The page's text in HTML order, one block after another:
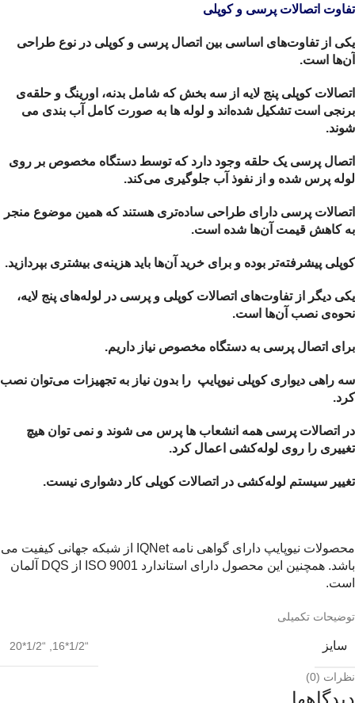
تفاوت اتصالات پرسی و کوپلی
یکی از تفاوت‌های اساسی بین اتصال پرسی و کوپلی در نوع طراحی
آن‌ها است.
اتصالات کوپلی پنج لایه از سه بخش که شامل بدنه، اورینگ و حلقه‌ی
برنجی استتشکیل شده‌اند و لوله ها به صورت کامل آب بندی می
شوند.
اتصال پرسی یک حلقه وجود دارد که توسط دستگاه مخصوص بر روی
لوله پرس شده و از نفوذ آب جلوگیری می‌کند.
اتصالات پرسی دارای طراحی ساده‌تری هستند که همین موضوع منجر
به کاهش قیمت آن‌ها شده است.
کوپلی پیشرفته‌تر بوده و برای خرید آن‌ها باید هزینه‌ی بیشتری بپردازید.
یکی دیگر از تفاوت‌های اتصالات کوپلی و پرسی در لوله‌های پنج لایه،
نحوه‌ی نصب آن‌ها است.
برای اتصال پرسی به دستگاه مخصوص نیاز داریم.
سه راهی دیواری کوپلی نیوپایپ را بدون نیاز به تجهیزات می‌توان نصب
کرد.
در اتصالات پرسی همه انشعاب ها پرس می شوند و نمی توان هیچ
تغییری را روی لوله‌کشی اعمال کرد.
تغییر سیستم لوله‌کشی در اتصالات کوپلی کار دشواری نیست.
محصولات نیوپایپ دارای گواهی نامه IQNet از شبکه جهانی کیفیت می
باشد. همچنین این محصول دارای استاندارد ISO 9001 از DQS آلمان
است.
توضیحات تکمیلی
سایز “1/2*16
“1/2*20
نظرات (0)
دیدگاهها